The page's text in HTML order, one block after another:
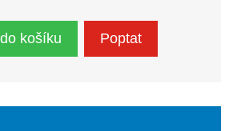
košíku Poptat